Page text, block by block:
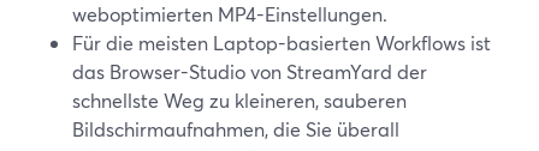
weboptimierten MP4-Einstellungen.
Für die meisten Laptop-basierten Workflows ist
das Browser-Studio von StreamYard der
schnellste Weg zu kleineren, sauberen
Bildschirmaufnahmen, die Sie überall